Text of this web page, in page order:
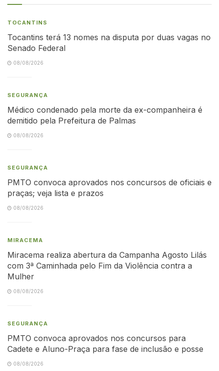
TOCANTINS
Tocantins terá 13 nomes na disputa por duas vagas no
Senado Federal
08/08/2026
SEGURANÇA
Médico condenado pela morte da ex-companheira é
demitido pela Prefeitura de Palmas
08/08/2026
SEGURANÇA
PMTO convoca aprovados nos concursos de oficiais e
praças; veja lista e prazos
08/08/2026
MIRACEMA
Miracema realiza abertura da Campanha Agosto Lilás
com 3ª Caminhada pelo Fim da Violência contra a
Mulher
08/08/2026
SEGURANÇA
PMTO convoca aprovados nos concursos para
Cadete e Aluno-Praça para fase de inclusão e posse
08/08/2026